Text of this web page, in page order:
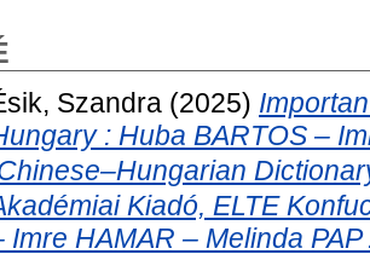
Szandra (2025)
: Huba BARTOS –
Kiadó, ELTE
Imre HAMAR – Melinda